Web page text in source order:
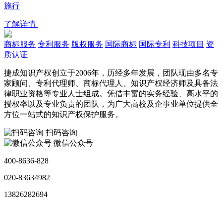
施行
了解详情
商标服务 专利服务 版权服务 国际商标 国际专利 科技项目 资
质认证
捷成知识产权创立于2006年，历经多年发展，团队现由多名专
家顾问、专利代理师、商标代理人、知识产权经济师及具备法
律职业资格等专业人士组成。凭借丰富的实务经验、高水平的
授权率以及专业负责的团队，为广大高校及企事业单位提供全
方位一站式的知识产权保护服务。
扫码咨询
微信公众号
400-8636-828
020-83634982
13826282694